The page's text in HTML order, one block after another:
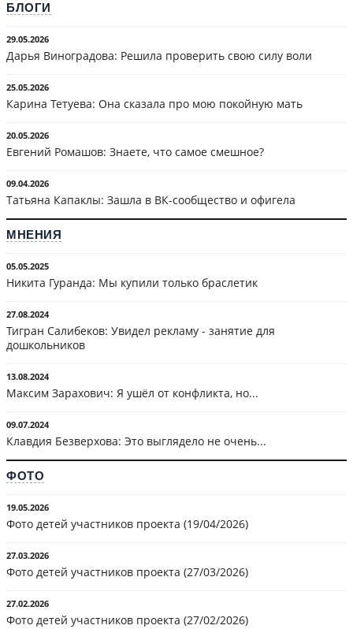
БЛОГИ
29.05.2026
Дарья Виноградова: Решила проверить свою силу воли
25.05.2026
Карина Тетуева: Она сказала про мою покойную мать
20.05.2026
Евгений Ромашов: Знаете, что самое смешное?
09.04.2026
Татьяна Капаклы: Зашла в ВК-сообщество и офигела
МНЕНИЯ
05.05.2025
Никита Гуранда: Мы купили только браслетик
27.08.2024
Тигран Салибеков: Увидел рекламу - занятие для
дошкольников
13.08.2024
Максим Зарахович: Я ушёл от конфликта, но...
09.07.2024
Клавдия Безверхова: Это выглядело не очень...
ФОТО
19.05.2026
Фото детей участников проекта (19/04/2026)
27.03.2026
Фото детей участников проекта (27/03/2026)
27.02.2026
Фото детей участников проекта (27/02/2026)